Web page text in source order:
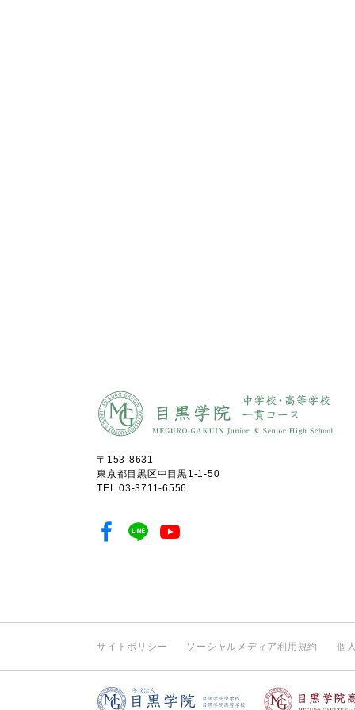
〒153-8631
東京都目黒区中目黒1-1-50
TEL.03-3711-6556
サイトポリシー ソーシャルメディア利用規約 個